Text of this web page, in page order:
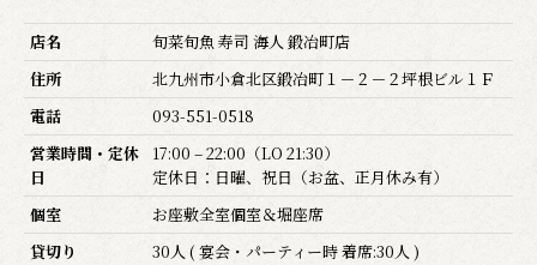
店名
旬菜旬魚 寿司 海人 鍛冶町店
住所
北九州市小倉北区鍛冶町１－２－２坪根ビル１Ｆ
電話
093-551-0518
営業時間・定休
日
17:00 – 22:00（LO 21:30）
定休日：日曜、祝日（お盆、正月休み有）
個室
お座敷全室個室＆堀座席
貸切り
30人 ( 宴会・パーティー時 着席:30人 )